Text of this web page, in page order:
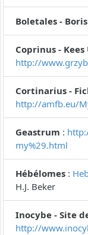
Boletales -
Coprinus -
http://
Cortinarius -
http://amfb.eu/
Geastrum :
my%29.html
Hébélomes :
H.J. Beker
Inocybe - Site
http://